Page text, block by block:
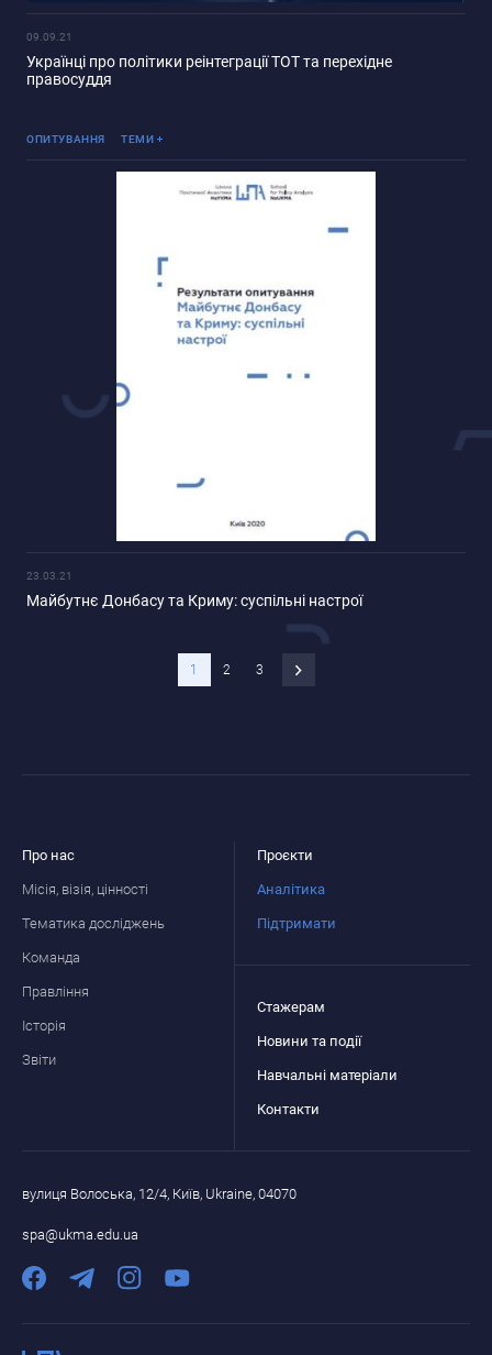
09.09.21
Українці про політики реінтеграції ТОТ та перехідне
правосуддя
ОПИТУВАННЯ ТЕМИ
Реінтеграція ТОТ
23.03.21
Майбутнє Донбасу та Криму: суспільні настрої
1 2 3
Про нас
Місія, візія, цінності
Тематика досліджень
Команда
Правління
Історія
Звіти
Проєкти
Аналітика
Підтримати
Стажерам
Новини та події
Навчальні матеріали
Контакти
вулиця Волоська, 12/4, Київ, Ukraine, 04070
spa@ukma.edu.ua